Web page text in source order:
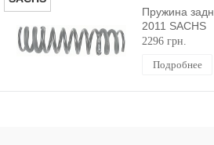
Пружина
2011 SACHS
2296 грн.
Подробнее